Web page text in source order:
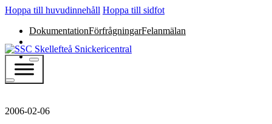
Hoppa till huvudinnehåll Hoppa till sidfot
DokumentationFörfrågningarFelanmälan
2006-02-06